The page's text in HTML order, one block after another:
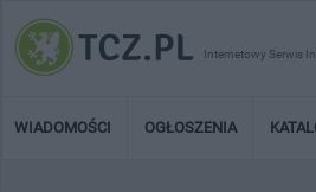
Internetowy Serwis
WIADOMOŚCI OGŁOSZENIA